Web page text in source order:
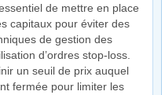
de mettre en place
capitaux pour éviter des
de gestion des
d’ordres stop-loss.
un seuil de prix auquel
fermée pour limiter les